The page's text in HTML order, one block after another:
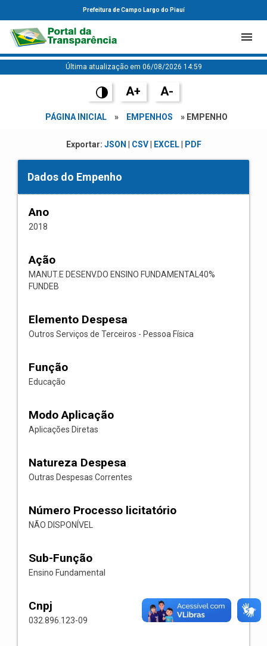
Prefeitura de Campo Largo do Piauí
Última atualização em 06/08/2026 14:59
A+ A-
PÁGINA INICIAL » EMPENHOS » EMPENHO
Exportar: JSON CSV| EXCEL| PDF
Dados do Empenho
Ano
2018
Ação
MANUT.E DESENV.DO ENSINO FUNDAMENTAL40%
FUNDEB
Elemento Despesa
Outros Serviços de Terceiros - Pessoa Física
Função
Educação
Modo Aplicação
Aplicações Diretas
Natureza Despesa
Outras Despesas Correntes
Número Processo licitatório
NÃO DISPONÍVEL
Sub-Função
Ensino Fundamental
Cnpj
032.896.123-09